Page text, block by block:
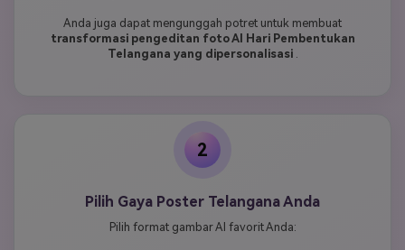
Anda juga dapat mengunggah potret untuk membuat
transformasi pengeditan foto AI Hari Pembentukan
Telangana yang dipersonalisasi
2
Pilih Gaya Poster Telangana Anda
Pilih format gambar AI favorit Anda: